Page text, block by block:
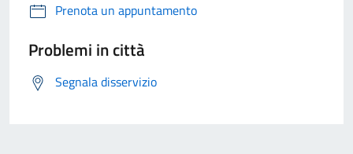
Prenota un appuntamento
Problemi in città
Segnala disservizio